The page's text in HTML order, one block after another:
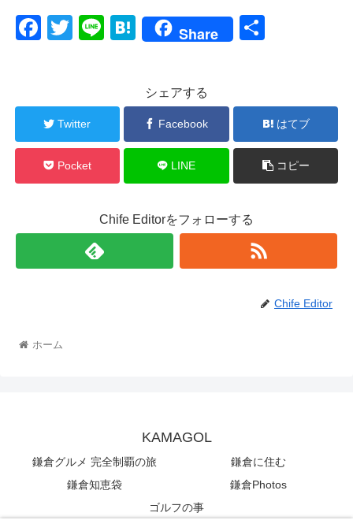
F
e
b
o
o
T
er
Li
H
n
a
Share
シェアする
Twitter Facebook はてブ
Pocket LINE コピー
Chife Editorをフォローする
Chife Editor
ホーム
KAMAGOL
鎌倉グルメ 完全制覇の旅
鎌倉に住む
鎌倉知恵袋
鎌倉Photos
ゴルフの事